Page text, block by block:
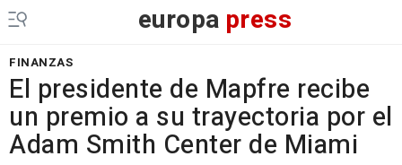
europa press
FINANZAS
El presidente de Mapfre recibe
un premio a su trayectoria por el
Adam Smith Center de Miami